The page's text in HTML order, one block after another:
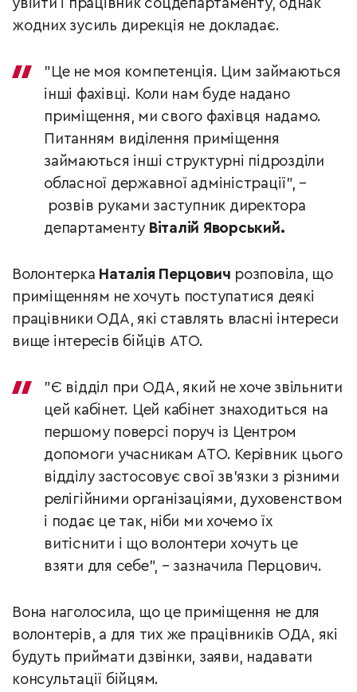
увійти і працівник соцдепартаменту, однак
жодних зусиль дирекція не докладає.
"Це не моя компетенція. Цим займаються
інші фахівці. Коли нам буде надано
приміщення, ми свого фахівця надамо.
Питанням виділення приміщення
займаються інші структурні підрозділи
обласної державної адміністрації", –
розвів руками заступник директора
департаменту Віталій Яворський.
Волонтерка Наталія Перцович розповіла, що
приміщенням не хочуть поступатися деякі
працівники ОДА, які ставлять власні інтереси
вище інтересів бійців АТО.
"Є відділ при ОДА, який не хоче звільнити
цей кабінет. Цей кабінет знаходиться на
першому поверсі поруч із Центром
допомоги учасникам АТО. Керівник цього
відділу застосовує свої зв'язки з різними
релігійними організаціями, духовенством
і подає це так, ніби ми хочемо їх
витіснити і що волонтери хочуть це
взяти для себе", – зазначила Перцович.
Вона наголосила, що це приміщення не для
волонтерів, а для тих же працівників ОДА, які
будуть приймати дзвінки, заяви, надавати
консультації бійцям.